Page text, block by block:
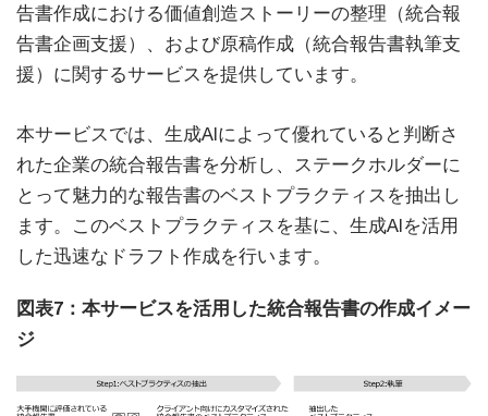
告書作成における価値創造ストーリーの整理（統合報
告書企画支援）、および原稿作成（統合報告書執筆支
援）に関するサービスを提供しています。
本サービスでは、生成AIによって優れていると判断さ
れた企業の統合報告書を分析し、ステークホルダーに
とって魅力的な報告書のベストプラクティスを抽出し
ます。このベストプラクティスを基に、生成AIを活用
した迅速なドラフト作成を行います。
図表7：本サービスを活用した統合報告書の作成イメー
ジ